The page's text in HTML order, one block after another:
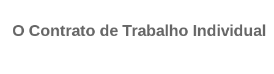
O Contrato de Trabalho Individual